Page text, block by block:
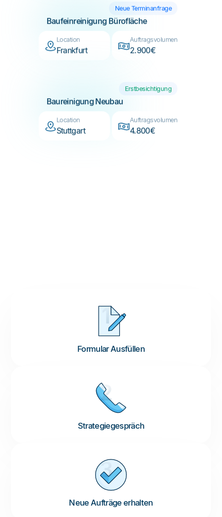
Baufeinreinigung Bürofläche
Location
Frankfurt
Auftragsvolumen
2.900€
Location
Stuttgart 4.800€
Formular Ausfüllen
1
Strategiegespräch
2
Neue Aufträge erhalten
3